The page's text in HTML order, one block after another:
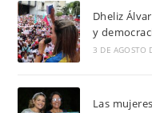
Dheliz
y
3 DE AGOSTO
Las